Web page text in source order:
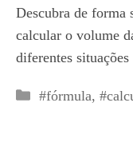
Descubra de forma
calcular o volume
diferentes
Categorias
#fórmula,